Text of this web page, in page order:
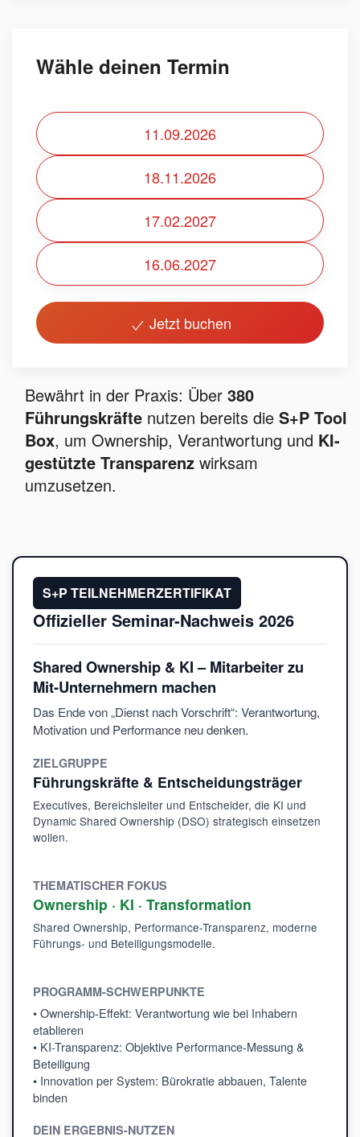
Wähle deinen Termin
11.09.2026
18.11.2026
17.02.2027
16.06.2027
Jetzt buchen
Bewährt in der Praxis: Über 380
Führungskräfte nutzen bereits die S+P Tool
Box, um Ownership, Verantwortung und KI-
gestützte Transparenz wirksam
umzusetzen.
S+P TEILNEHMERZERTIFIKAT
Offizieller Seminar-Nachweis 2026
Shared Ownership & KI – Mitarbeiter zu
Mit-Unternehmern machen
Das Ende von „Dienst nach Vorschrift“: Verantwortung,
Motivation und Performance neu denken.
ZIELGRUPPE
Führungskräfte & Entscheidungsträger
Executives, Bereichsleiter und Entscheider, die KI und
Dynamic Shared Ownership (DSO) strategisch einsetzen
wollen.
THEMATISCHER FOKUS
Ownership · KI · Transformation
Shared Ownership, Performance-Transparenz, moderne
Führungs- und Beteiligungsmodelle.
PROGRAMM-SCHWERPUNKTE
• Ownership-Effekt: Verantwortung wie bei Inhabern
etablieren
• KI-Transparenz: Objektive Performance-Messung &
Beteiligung
• Innovation per System: Bürokratie abbauen, Talente
binden
DEIN ERGEBNIS-NUTZEN